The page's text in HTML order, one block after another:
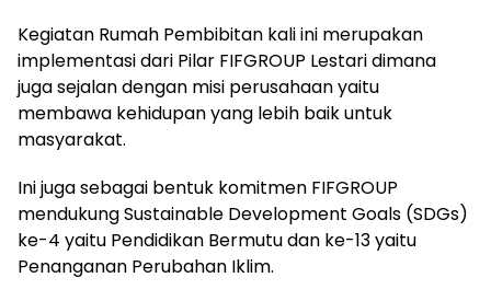
Kegiatan Rumah Pembibitan kali ini merupakan
implementasi dari Pilar FIFGROUP Lestari dimana
juga sejalan dengan misi perusahaan yaitu
membawa kehidupan yang lebih baik untuk
masyarakat.
Ini juga sebagai bentuk komitmen FIFGROUP
mendukung Sustainable Development Goals (SDGs)
ke-4 yaitu Pendidikan Bermutu dan ke-13 yaitu
Penanganan Perubahan Iklim.